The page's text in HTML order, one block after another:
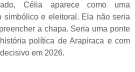
Célia aparece como uma
simbólico e eleitoral. Ela não seria
a chapa. Seria uma ponte
política de Arapiraca e com
em 2026.